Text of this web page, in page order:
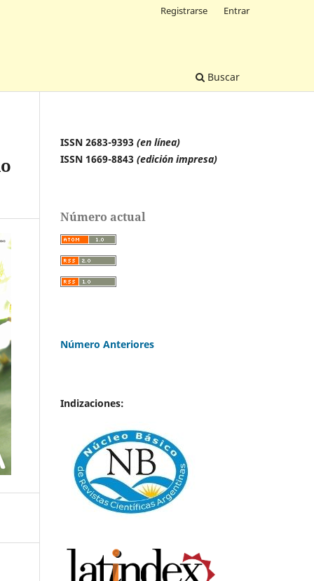
Buscar
Registrarse Entrar
ISSN 2683-9393 (en línea)
ISSN 1669-8843 (edición impresa)
Número actual
Número Anteriores
Indizaciones: